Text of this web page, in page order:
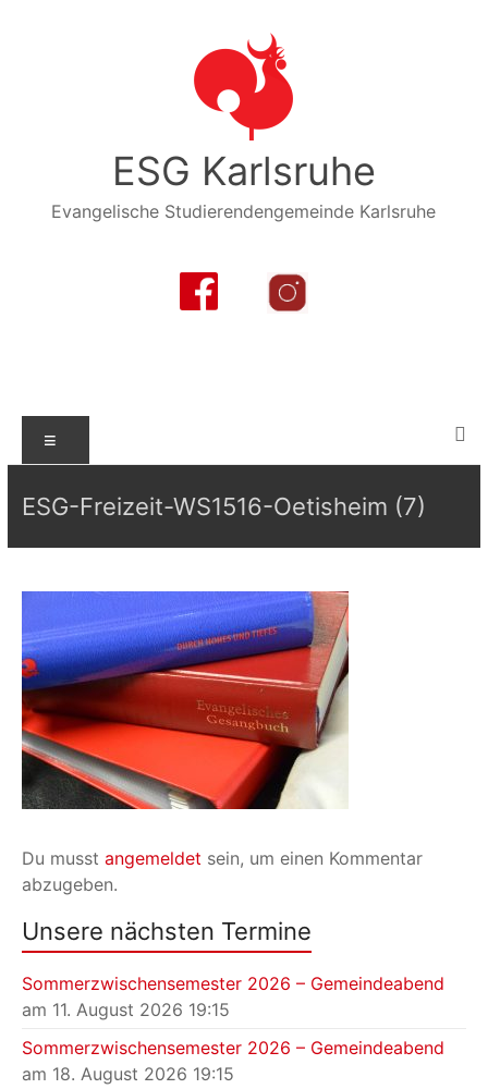
ESG Karlsruhe
Evangelische Studierendengemeinde Karlsruhe
ESG-Freizeit-WS1516-Oetisheim (7)
Du musst angemeldet sein, um einen Kommentar
abzugeben.
Unsere nächsten Termine
Sommerzwischensemester 2026 – Gemeindeabend
am 11. August 2026 19:15
Sommerzwischensemester 2026 – Gemeindeabend
am 18. August 2026 19:15